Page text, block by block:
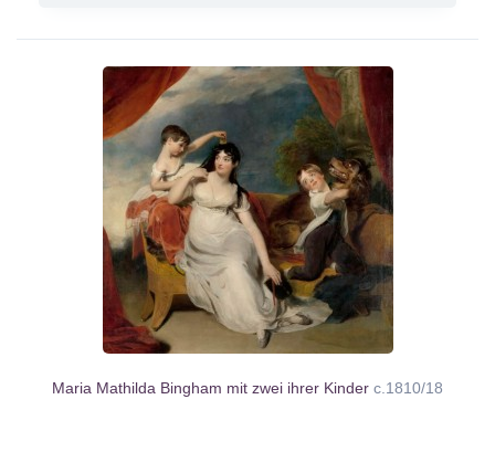
Maria Mathilda Bingham mit zwei ihrer Kinder c.1810/18